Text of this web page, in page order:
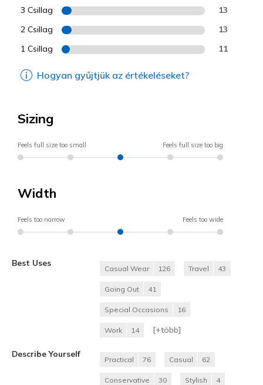
3 Csillag 13
2 Csillag 13
1 Csillag 11
Hogyan gyűjtjük az értékeléseket?
Sizing
Feels full size too small Feels full size too big
Width
Feels too narrow Feels too wide
Best Uses
Casual Wear 126 Travel 43
Going Out 41
Special Occasions 16
Work 14 [+több]
Describe Yourself
Practical 76 Casual 62
Conservative 30 Stylish 4